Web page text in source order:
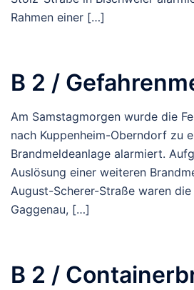
Rahmen einer […]
B 2 /
Am Samstagmorgen wurde die
nach Kuppenheim-Oberndorf zu
Brandmeldeanlage alarmiert.
Auslösung einer weiteren
August-Scherer-Straße waren die
Gaggenau, […]
B 2 /